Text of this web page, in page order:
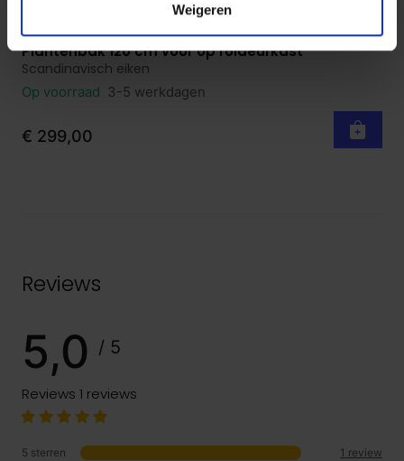
Weigeren
Bekijk product
Plantenbak 120 cm voor op roldeurkast
Scandinavisch eiken
Op voorraad 3-5 werkdagen
€ 299,00
Reviews
5,0 / 5
Reviews 1 reviews
5 sterren 1 review